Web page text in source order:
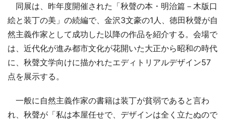
同展は、昨年度開催された「秋聲の本・明治篇－木版口
絵と装丁の美」の続編で、金沢3文豪の1人、徳田秋聲が自
然主義作家として成功した以降の作品を紹介する。会場で
は、近代化が進み都市文化が花開いた大正から昭和の時代
に、秋聲文学向けに描かれたエディトリアルデザイン57
点を展示する。
一般に自然主義作家の書籍は装丁が貧弱であると言わ
れ、秋聲が「私は本屋任せで、デザインは全く立たぬので